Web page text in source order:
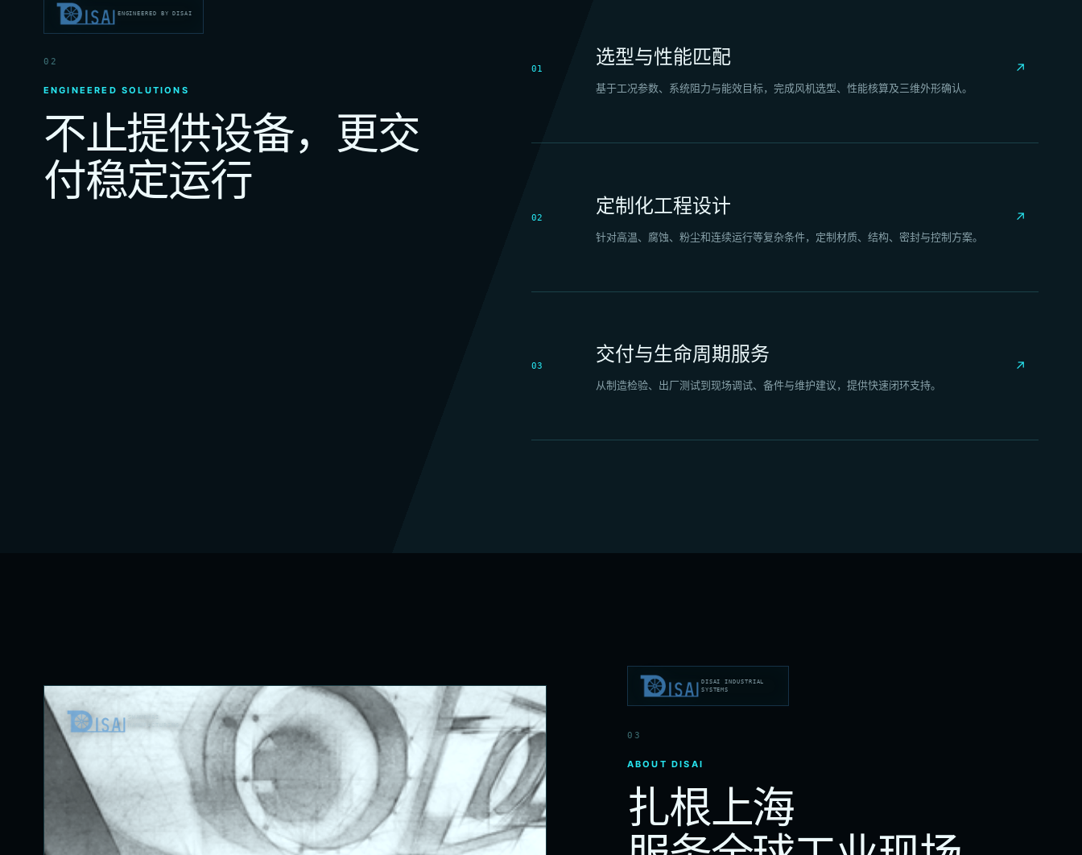
ENGINEERED BY DISAI
02
ENGINEERED SOLUTIONS
不止提供设备，更交
付稳定运行
01
选型与性能匹配
基于工况参数、系统阻力与能效目标，完成风机选型、性能核算及三维外形确认。
↗
02
定制化工程设计
针对高温、腐蚀、粉尘和连续运行等复杂条件，定制材质、结构、密封与控制方案。
↗
03
交付与生命周期服务
从制造检验、出厂测试到现场调试、备件与维护建议，提供快速闭环支持。
↗
DISAI INDUSTRIAL
SYSTEMS
03
ABOUT DISAI
扎根上海